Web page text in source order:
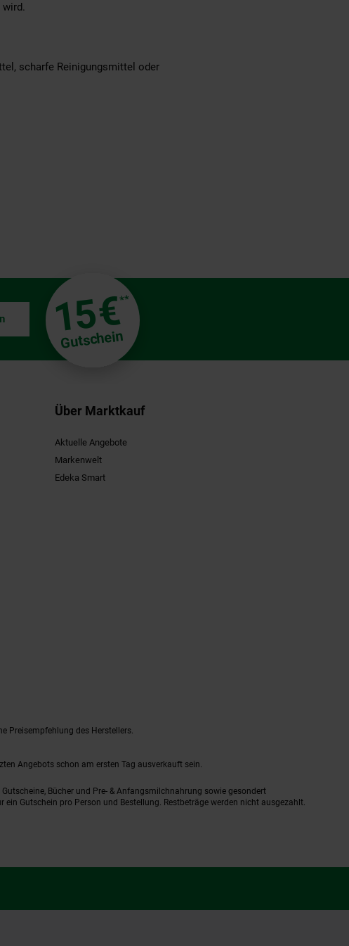
scharfe Reinigungsmittel oder
15€**
Gutschein
Über Marktkauf
Aktuelle Angebote
Markenwelt
Edeka Smart
Preisempfehlung des Herstellers.
Angebots schon am ersten Tag ausverkauft sein.
Bücher und Pre- & Anfangsmilchnahrung sowie gesondert
Gutschein pro Person und Bestellung. Restbeträge werden nicht ausgezahlt.